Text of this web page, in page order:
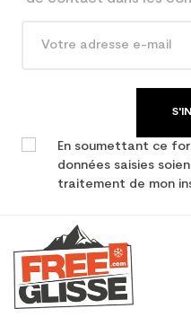
En soumettant ce
données saisies
traitement de mon